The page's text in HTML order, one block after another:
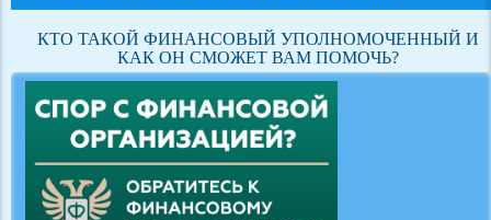
КТО ТАКОЙ ФИНАНСОВЫЙ УПОЛНОМОЧЕННЫЙ И
КАК ОН СМОЖЕТ ВАМ ПОМОЧЬ?